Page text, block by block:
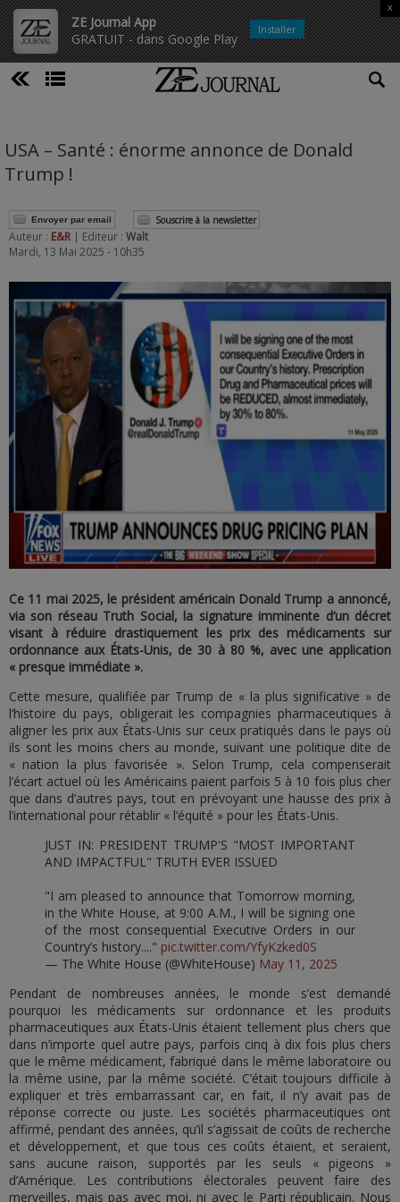
ZE Journal App
GRATUIT - dans Google Play
x
Installer
USA – Santé : énorme annonce de Donald
Trump !
Envoyer par email Souscrire à la newsletter
Auteur : E&R | Editeur : Walt
Mardi, 13 Mai 2025 - 10h35
Ce 11 mai 2025, le président américain Donald Trump a annoncé,
via son réseau Truth Social, la signature imminente d’un décret
visant à réduire drastiquement les prix des médicaments sur
ordonnance aux États-Unis, de 30 à 80 %, avec une application
« presque immédiate ».
Cette mesure, qualifiée par Trump de « la plus significative » de
l’histoire du pays, obligerait les compagnies pharmaceutiques à
aligner les prix aux États-Unis sur ceux pratiqués dans le pays où
ils sont les moins chers au monde, suivant une politique dite de
« nation la plus favorisée ». Selon Trump, cela compenserait
l’écart actuel où les Américains paient parfois 5 à 10 fois plus cher
que dans d’autres pays, tout en prévoyant une hausse des prix à
l’international pour rétablir « l’équité » pour les États-Unis.
JUST IN: PRESIDENT TRUMP'S "MOST IMPORTANT
AND IMPACTFUL" TRUTH EVER ISSUED
"I am pleased to announce that Tomorrow morning,
in the White House, at 9:00 A.M., I will be signing one
of the most consequential Executive Orders in our
Country’s history...." pic.twitter.com/YfyKzked0S
— The White House (@WhiteHouse) May 11, 2025
Pendant de nombreuses années, le monde s’est demandé
pourquoi les médicaments sur ordonnance et les produits
pharmaceutiques aux États-Unis étaient tellement plus chers que
dans n’importe quel autre pays, parfois cinq à dix fois plus chers
que le même médicament, fabriqué dans le même laboratoire ou
la même usine, par la même société. C’était toujours difficile à
expliquer et très embarrassant car, en fait, il n’y avait pas de
réponse correcte ou juste. Les sociétés pharmaceutiques ont
affirmé, pendant des années, qu’il s’agissait de coûts de recherche
et développement, et que tous ces coûts étaient, et seraient,
sans aucune raison, supportés par les seuls « pigeons »
d’Amérique. Les contributions électorales peuvent faire des
merveilles, mais pas avec moi, ni avec le Parti républicain. Nous